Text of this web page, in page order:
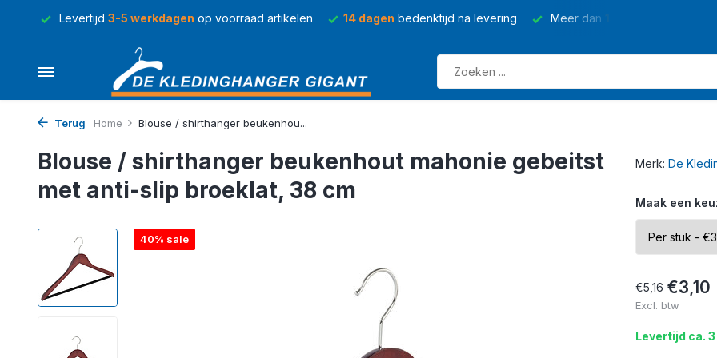
Levertijd 3-5 werkdagen op voorraad artikelen 14 dagen bedenktijd na levering Meer dan
Terug Home Blouse / shirthanger beukenhou...
Blouse / shirthanger beukenhout mahonie gebeitst
met anti-slip broeklat, 38 cm
40% sale
Merk: De
Maak een
€5,16 €3,10
Excl. btw
Levertijd ca.